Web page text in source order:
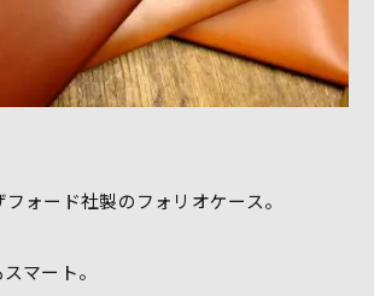
ォード社製のフォリオケース。
マート。